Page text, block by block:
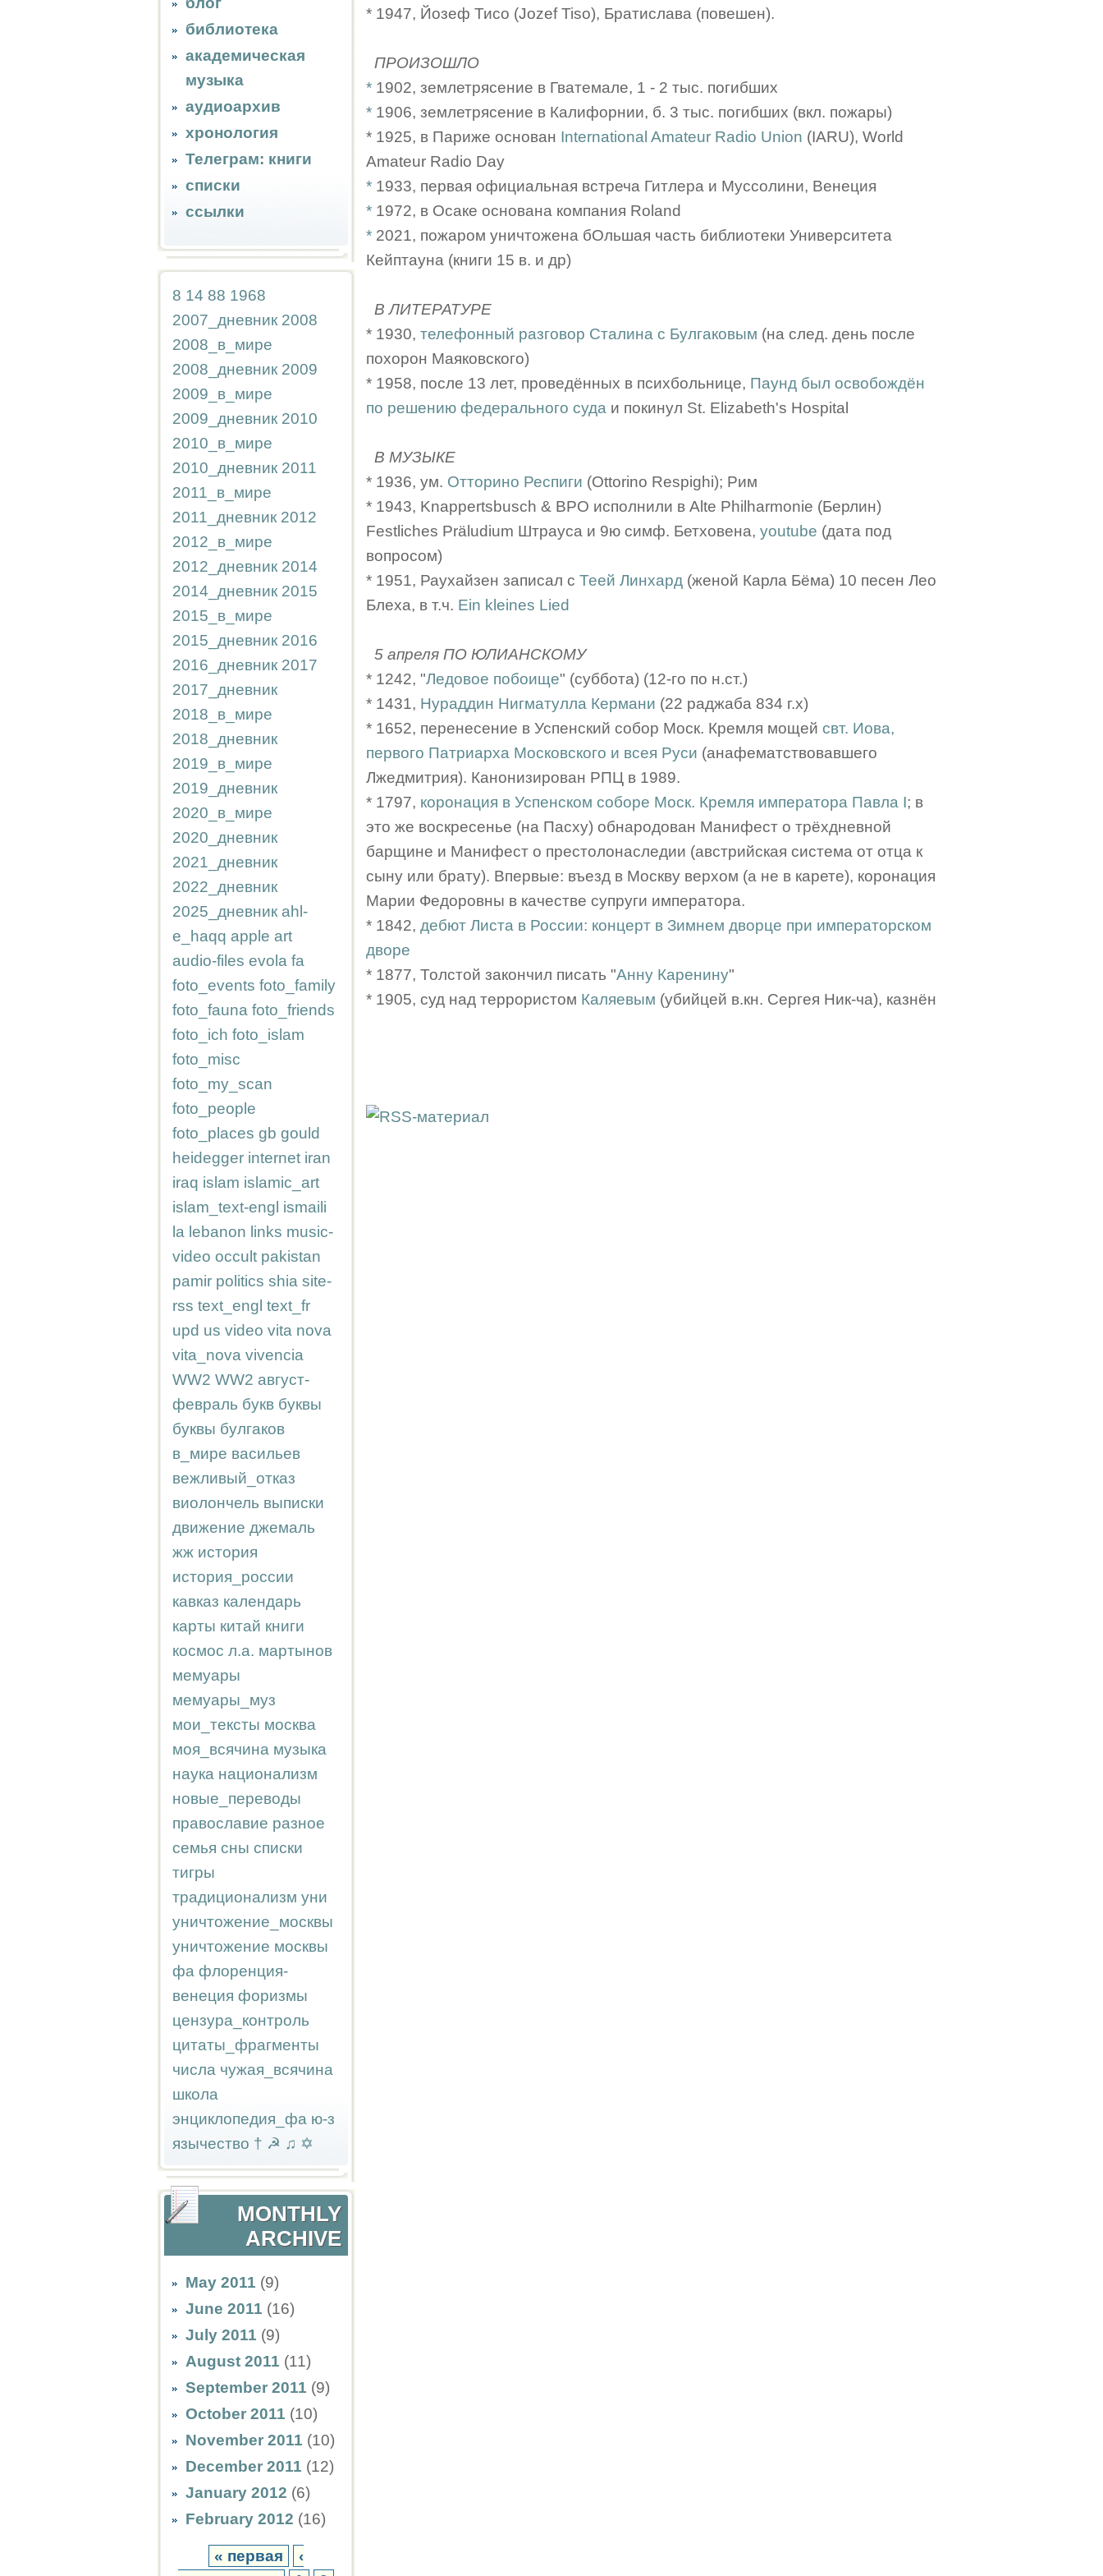
библиотека
академическая
музыка
аудиоархив
хронология
Телеграм: книги
списки
ссылки
8 14 88 1968
2007_дневник 2008
2008_в_мире
2008_дневник 2009
2009_в_мире
2009_дневник 2010
2010_в_мире
2010_дневник 2011
2011_в_мире
2011_дневник 2012
2012_в_мире
2012_дневник 2014
2014_дневник 2015
2015_в_мире
2015_дневник 2016
2016_дневник 2017
2017_дневник
2018_в_мире
2018_дневник
2019_в_мире
2019_дневник
2020_в_мире
2020_дневник
2021_дневник
2022_дневник
2025_дневник ahl-
e_haqq apple art
audio-files evola fa
foto_events foto_family
foto_fauna foto_friends
foto_ich foto_islam
foto_misc
foto_my_scan
foto_people
foto_places gb gould
heidegger internet iran
iraq islam islamic_art
islam_text-engl ismaili
la lebanon links music-
video occult pakistan
pamir politics shia site-
rss text_engl text_fr
upd us video vita nova
vita_nova vivencia
WW2 WW2 август-
февраль букв буквы
буквы булгаков
в_мире васильев
вежливый_отказ
виолончель выписки
движение джемаль
жж история
история_россии
кавказ календарь
карты китай книги
космос л.а. мартынов
мемуары
мемуары_муз
мои_тексты москва
моя_всячина музыка
наука национализм
новые_переводы
православие разное
семья сны списки
тигры
традиционализм уни
уничтожение_москвы
уничтожение москвы
фа флоренция-
венеция форизмы
цензура_контроль
цитаты_фрагменты
числа чужая_всячина
школа
энциклопедия_фа ю-з
язычество † ☭ ♫ ✡
MONTHLY
ARCHIVE
May 2011 (9)
June 2011 (16)
July 2011 (9)
August 2011 (11)
September 2011 (9)
October 2011 (10)
November 2011 (10)
December 2011 (12)
January 2012 (6)
February 2012 (16)
« первая
‹
* 1947, Йозеф Тисо (Jozef Tiso), Братислава (повешен).
ПРОИЗОШЛО
* 1902, землетрясение в Гватемале, 1 - 2 тыс. погибших
* 1906, землетрясение в Калифорнии, б. 3 тыс. погибших (вкл. пожары)
* 1925, в Париже основан International Amateur Radio Union (IARU), World
Amateur Radio Day
* 1933, первая официальная встреча Гитлера и Муссолини, Венеция
* 1972, в Осаке основана компания Roland
* 2021, пожаром уничтожена бОльшая часть библиотеки Университета
Кейптауна (книги 15 в. и др)
В ЛИТЕРАТУРЕ
* 1930, телефонный разговор Сталина с Булгаковым (на след. день после
похорон Маяковского)
* 1958, после 13 лет, проведённых в психбольнице, Паунд был освобождён
по решению федерального суда и покинул St. Elizabeth's Hospital
В МУЗЫКЕ
* 1936, ум. Отторино Респиги (Ottorino Respighi); Рим
* 1943, Knappertsbusch & BPO исполнили в Alte Philharmonie (Берлин)
Festliches Präludium Штрауса и 9ю симф. Бетховена, youtube (дата под
вопросом)
* 1951, Раухайзен записал с Теей Линхард (женой Карла Бёма) 10 песен Лео
Блеха, в т.ч. Ein kleines Lied
5 апреля ПО ЮЛИАНСКОМУ
* 1242, "Ледовое побоище" (суббота) (12-го по н.ст.)
* 1431, Нураддин Нигматулла Кермани (22 раджаба 834 г.х)
* 1652, перенесение в Успенский собор Моск. Кремля мощей свт. Иова,
первого Патриарха Московского и всея Руси (анафематствовавшего
Лжедмитрия). Канонизирован РПЦ в 1989.
* 1797, коронация в Успенском соборе Моск. Кремля императора Павла I; в
это же воскресенье (на Пасху) обнародован Манифест о трёхдневной
барщине и Манифест о престолонаследии (австрийская система от отца к
сыну или брату). Впервые: въезд в Москву верхом (а не в карете), коронация
Марии Федоровны в качестве супруги императора.
* 1842, дебют Листа в России: концерт в Зимнем дворце при императорском
дворе
* 1877, Толстой закончил писать "Анну Каренину"
* 1905, суд над террористом Каляевым (убийцей в.кн. Сергея Ник-ча), казнён